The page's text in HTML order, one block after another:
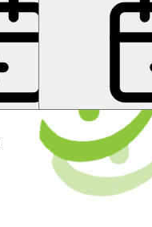
Prof. Dr. med.